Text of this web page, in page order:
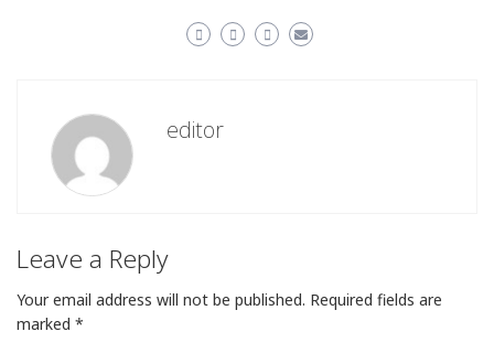
editor
Leave a Reply
Your email address will not be published. Required fields are
marked *